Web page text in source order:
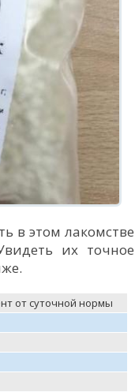
в этом лакомстве
их точное
от суточной нормы